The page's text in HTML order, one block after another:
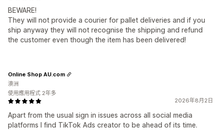
BEWARE!
They will not provide a courier for pallet deliveries and if you
ship anyway they will not recognise the shipping and refund
the customer even though the item has been delivered!
2026年8月2日
Apart from the usual sign in issues across all social media
platforms I find TikTok Ads creator to be ahead of its time.
Online Shop AU.com
澳洲
使用應用程式 2年多